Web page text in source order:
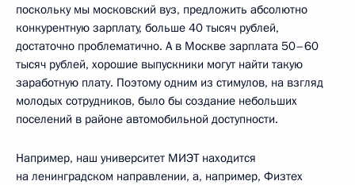
поскольку мы московский вуз, предложить абсолютно
конкурентную зарплату, больше 40 тысяч рублей,
достаточно проблематично. А в Москве зарплата 50–60
тысяч рублей, хорошие выпускники могут найти такую
заработную плату. Поэтому одним из стимулов, на взгляд
молодых сотрудников, было бы создание небольших
поселений в районе автомобильной доступности.
Например, наш университет МИЭТ находится
на ленинградском направлении, а, например, Физтех